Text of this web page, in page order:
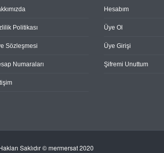
Politikası
Sözleşmesi
Numaraları
Hesabım
Üye Ol
Üye Girişi
Şifremi Unuttum
Saklıdır © mermersat 2020